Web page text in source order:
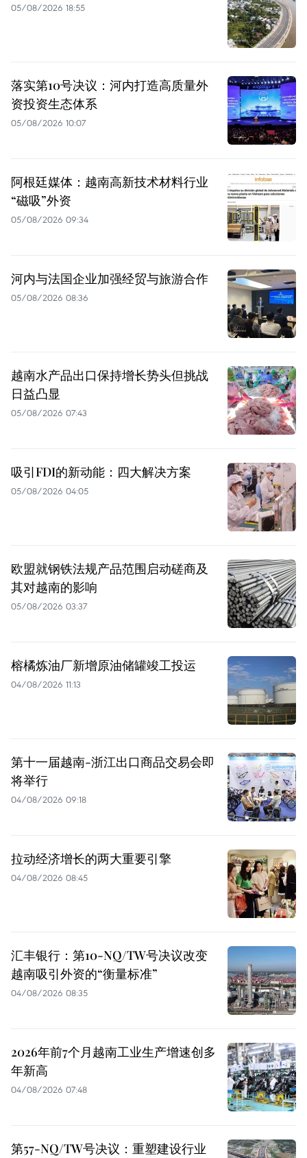
05/08/2026 18:55
落实第10号决议：河内打造高质量外
资投资生态体系
05/08/2026 10:07
阿根廷媒体：越南高新技术材料行业
“磁吸”外资
05/08/2026 09:34
河内与法国企业加强经贸与旅游合作
05/08/2026 08:36
越南水产品出口保持增长势头但挑战
日益凸显
05/08/2026 07:43
吸引FDI的新动能：四大解决方案
05/08/2026 04:05
欧盟就钢铁法规产品范围启动磋商及
其对越南的影响
05/08/2026 03:37
榕橘炼油厂新增原油储罐竣工投运
04/08/2026 11:13
第十一届越南-浙江出口商品交易会即
将举行
04/08/2026 09:18
拉动经济增长的两大重要引擎
04/08/2026 08:45
汇丰银行：第10-NQ/TW号决议改变
越南吸引外资的“衡量标准”
04/08/2026 08:35
2026年前7个月越南工业生产增速创多
年新高
04/08/2026 07:48
第57-NQ/TW号决议：重塑建设行业